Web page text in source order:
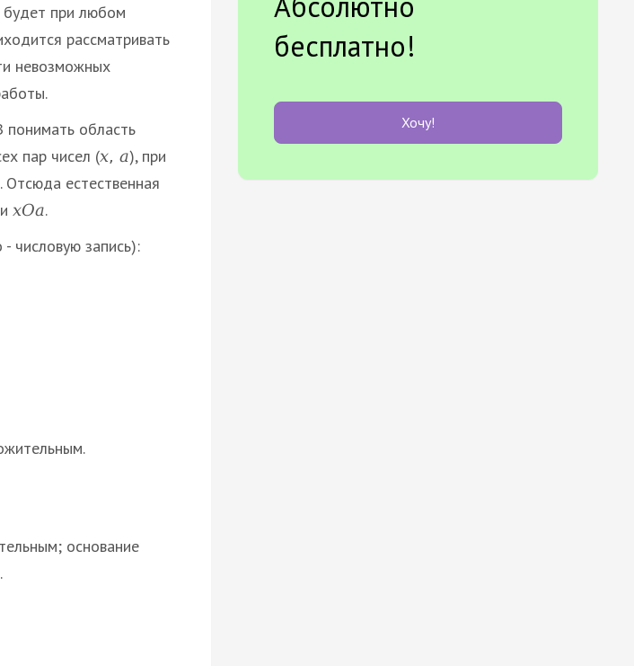
будет при любом
рассматривать
невозможных
область
пар чисел (х, а), при
. Отсюда естественная
хОа.
числовую запись):
основание
бесплатно!
Хочу!